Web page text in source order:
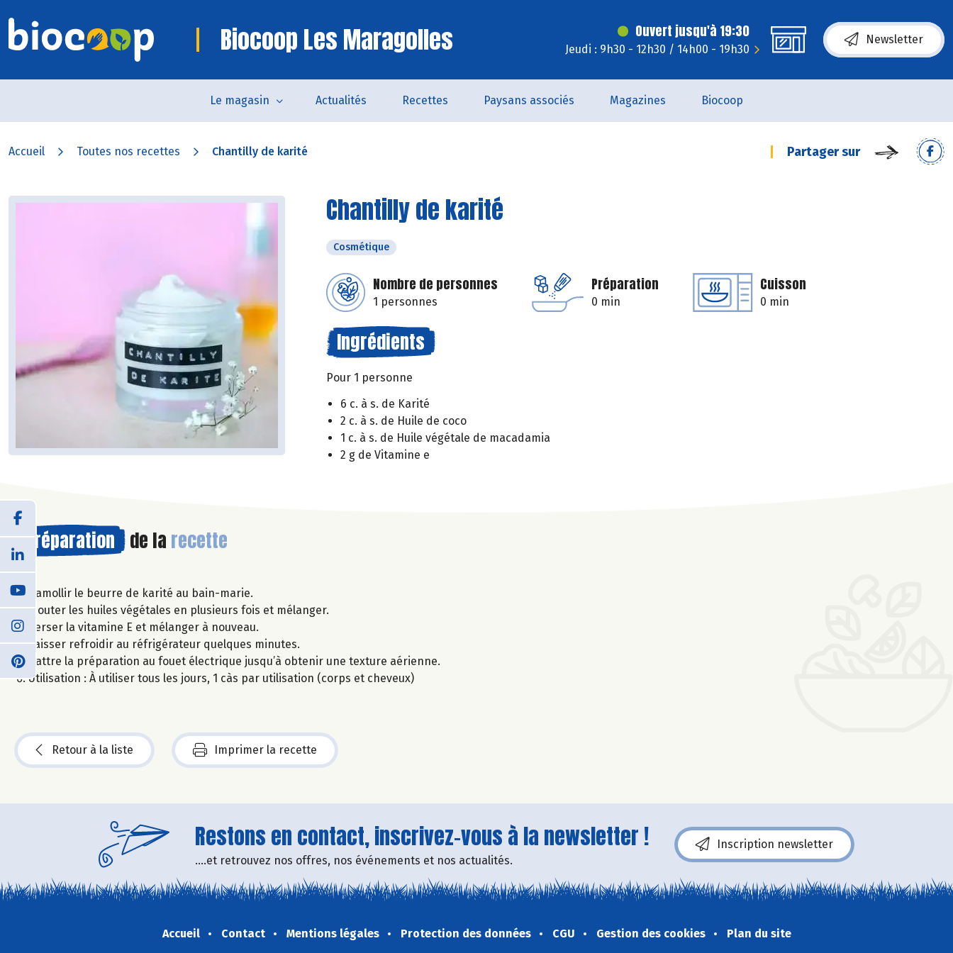
Biocoop Les Maragolles Ouvert jusqu'à 19:30
Jeudi : 9h30 - 12h30 / 14h00 - 19h30
Newsletter
Le magasin Actualités Recettes Paysans associés Magazines Biocoop
Accueil Toutes nos recettes Chantilly de karité Partager sur
Chantilly de karité
Cosmétique
Nombre de personnes
1 personnes
Préparation
0 min
Cuisson
0 min
Ingrédients
Pour 1 personne
6 c. à s. de Karité
2 c. à s. de Huile de coco
1 c. à s. de Huile végétale de macadamia
2 g de Vitamine e
Préparation de la recette
Ramollir le beurre de karité au bain-marie.
Ajouter les huiles végétales en plusieurs fois et mélanger.
Verser la vitamine E et mélanger à nouveau.
Laisser refroidir au réfrigérateur quelques minutes.
Battre la préparation au fouet électrique jusqu’à obtenir une texture aérienne.
Utilisation : À utiliser tous les jours, 1 càs par utilisation (corps et cheveux)
Retour à la liste Imprimer la recette
Restons en contact, inscrivez-vous à la newsletter !
....et retrouvez nos offres, nos événements et nos actualités.
Inscription newsletter
Accueil Contact Mentions légales Protection des données CGU Gestion des cookies Plan du site